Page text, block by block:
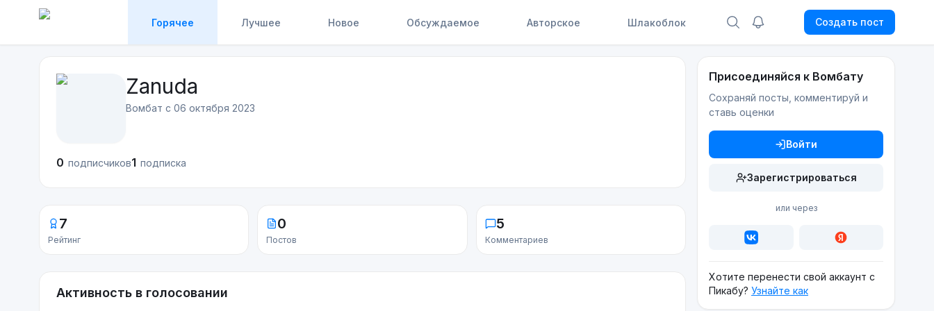
Горячее Лучшее Новое Обсуждаемое Авторское Шлакоблок Создать пост
Zanuda
Вомбат с 06 октября 2023
0 подписчиков1 подписка
7
Рейтинг
0
Постов
5
Комментариев
Активность в голосовании
Присоединяйся к Вомбату
Сохраняй посты, комментируй и
ставь оценки
Войти
Зарегистрироваться
или через
Хотите перенести свой аккаунт с
Пикабу? Узнайте как